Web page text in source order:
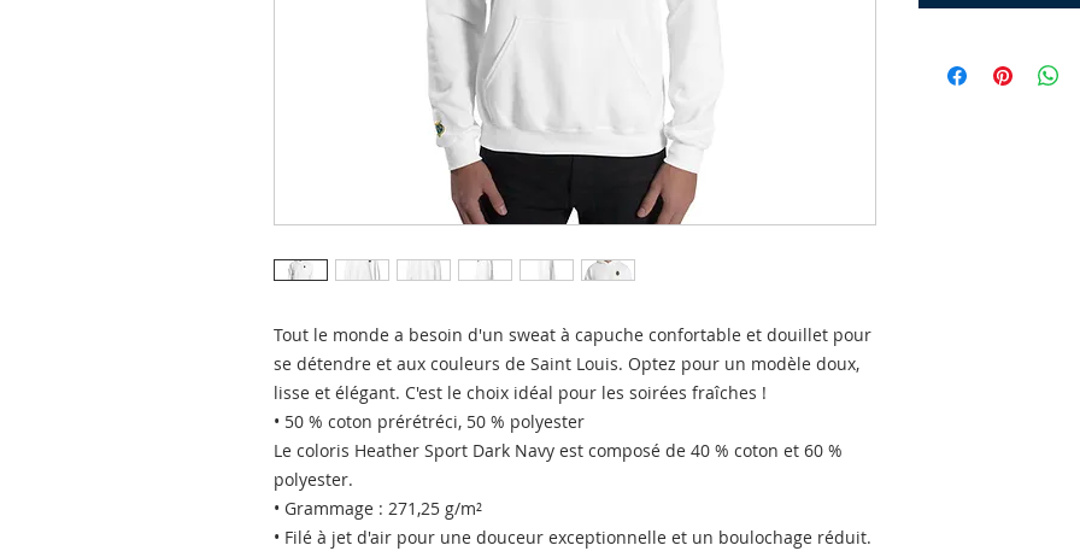
Tout le monde a besoin d'un sweat à capuche confortable et douillet pour
se détendre et aux couleurs de Saint Louis. Optez pour un modèle doux,
lisse et élégant. C'est le choix idéal pour les soirées fraîches !
• 50 % coton prérétréci, 50 % polyester
Le coloris Heather Sport Dark Navy est composé de 40 % coton et 60 %
polyester.
• Grammage : 271,25 g/m²
• Filé à jet d'air pour une douceur exceptionnelle et un boulochage réduit.